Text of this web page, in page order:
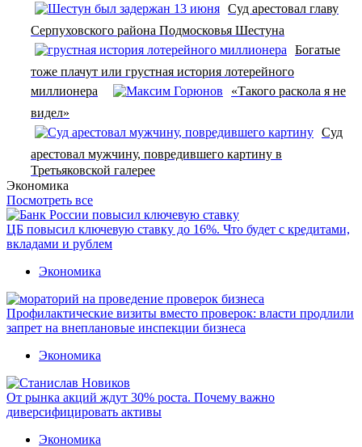
Суд арестовал главу
Серпуховского района Подмосковья Шестуна
Богатые
тоже плачут или грустная история лотерейного
миллионера
«Такого раскола я не
видел»
Суд
арестовал мужчину, повредившего картину в
Третьяковской галерее
Экономика
Посмотреть все
ЦБ повысил ключевую ставку до 16%. Что будет с кредитами,
вкладами и рублем
Экономика
Профилактические визиты вместо проверок: власти продлили
запрет на внеплановые инспекции бизнеса
Экономика
От рынка акций ждут 30% роста. Почему важно
диверсифицировать активы
Экономика